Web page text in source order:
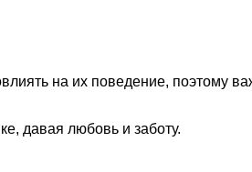
на их поведение, поэтому
давая любовь и заботу.